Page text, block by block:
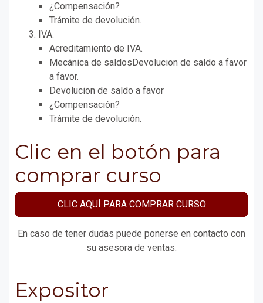
¿Compensación?
Trámite de devolución.
IVA.
Acreditamiento de IVA.
Mecánica de saldosDevolucion de saldo a favor
a favor.
Devolucion de saldo a favor
¿Compensación?
Trámite de devolución.
Clic en el botón para
comprar curso
CLIC AQUÍ PARA COMPRAR CURSO
En caso de tener dudas puede ponerse en contacto con
su asesora de ventas.
Expositor